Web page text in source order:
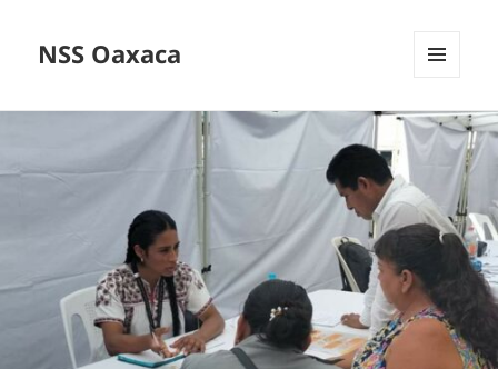
NSS Oaxaca
WIDGETS